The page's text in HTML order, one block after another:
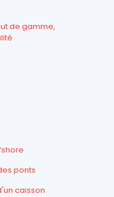
de gamme,
ponts
caisson